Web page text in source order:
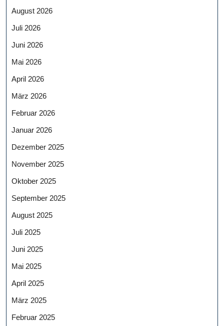
August 2026
Juli 2026
Juni 2026
Mai 2026
April 2026
März 2026
Februar 2026
Januar 2026
Dezember 2025
November 2025
Oktober 2025
September 2025
August 2025
Juli 2025
Juni 2025
Mai 2025
April 2025
März 2025
Februar 2025